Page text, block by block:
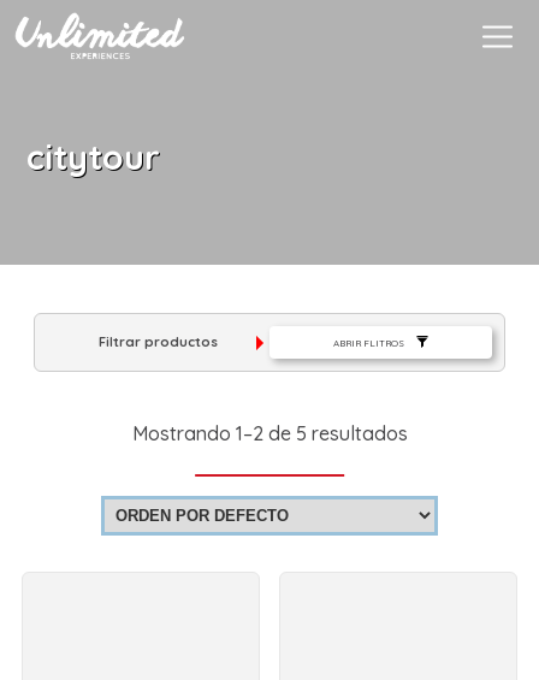
citytour
Filtrar productos ABRIR FLITROS
Mostrando 1–2 de 5 resultados